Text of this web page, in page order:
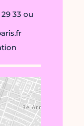
33 ou